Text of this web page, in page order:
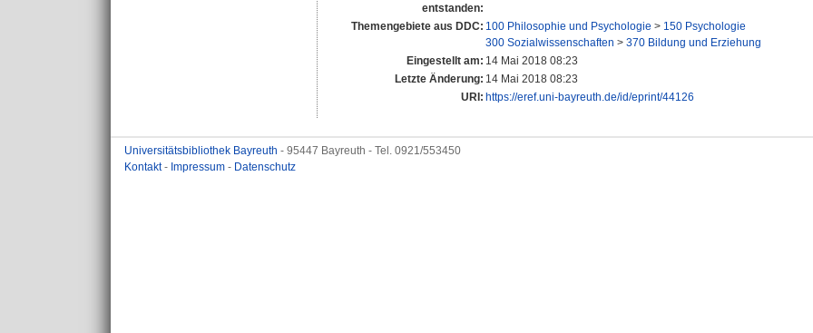
entstanden:
Themengebiete aus DDC: 100 Philosophie und Psychologie > 150 Psychologie
300 Sozialwissenschaften > 370 Bildung und Erziehung
Eingestellt am: 14 Mai 2018 08:23
Letzte Änderung: 14 Mai 2018 08:23
URI: https://eref.uni-bayreuth.de/id/eprint/44126
Universitätsbibliothek Bayreuth - 95447 Bayreuth - Tel. 0921/553450
Kontakt- Impressum - Datenschutz